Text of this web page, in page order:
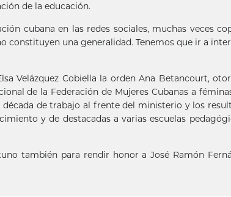
de la educación.
cubana en las redes sociales, muchas veces
constituyen una generalidad. Tenemos que ir a
Velázquez Cobiella la orden Ana Betancourt,
de la Federación de Mujeres Cubanas a
de trabajo al frente del ministerio y los
y de destacadas a varias escuelas
también para rendir honor a José Ramón